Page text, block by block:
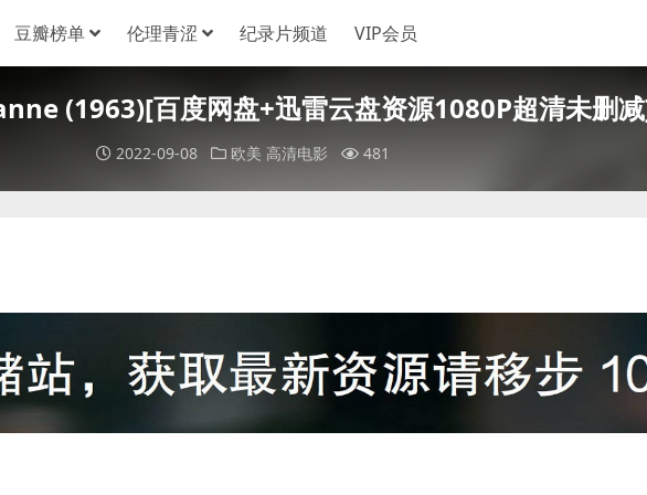
豆瓣榜单 伦理青涩 纪录片频道 VIP会员
(1963)[百度网盘+迅雷云盘资源1080P超清未删
2022-09-08 欧美 高清电影 481